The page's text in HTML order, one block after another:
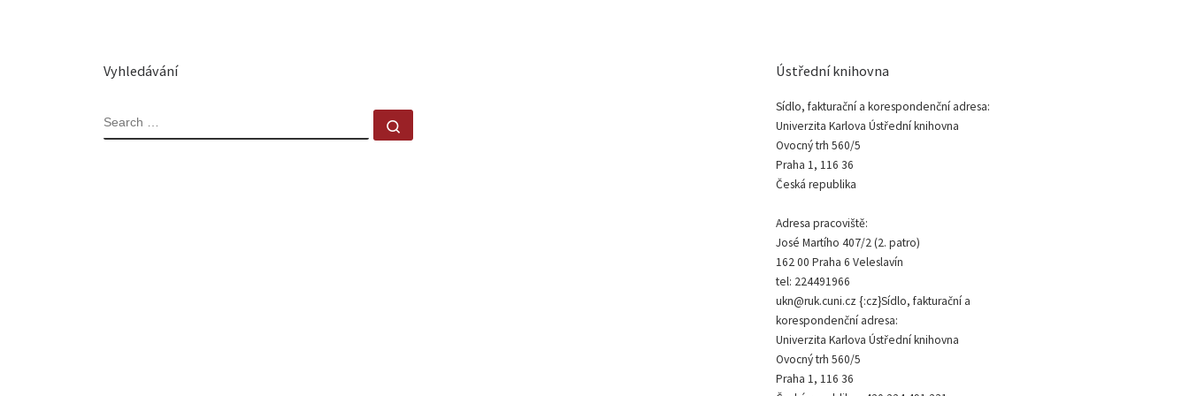
Vyhledávání
SEARCH
Ústřední knihovna
Sídlo, fakturační a korespondenční adresa:
Univerzita Karlova Ústřední knihovna
Ovocný trh 560/5
Praha 1, 116 36
Česká republika
Adresa pracoviště:
José Martího 407/2 (2. patro)
162 00 Praha 6 Veleslavín
tel: 224491966
ukn@ruk.cuni.cz {:cz}Sídlo, fakturační a
korespondenční adresa:
Univerzita Karlova Ústřední knihovna
Ovocný trh 560/5
Praha 1, 116 36